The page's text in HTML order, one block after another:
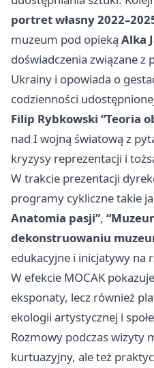
portret własny
muzeum pod opieką Alka
doświadczenia związane z
Ukrainy i opowiada o
codzienności
Filip Rybkowski “Teoria
nad I wojną światową z
kryzysy reprezentacji i
W trakcie prezentacji
programy cykliczne takie
Anatomia pasji”,
dekonstruowaniu
edukacyjne i inicjatywy na
W efekcie MOCAK
eksponaty, lecz również
ekologii artystycznej i
Rozmowy podczas wizyty
kurtuazyjny, ale też